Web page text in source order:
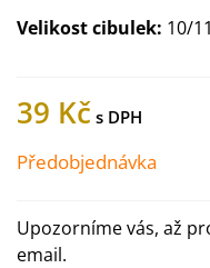
Velikost cibulek: 10/11
39 Kč
Předobjednávka
Upozorníme vás, až
email.